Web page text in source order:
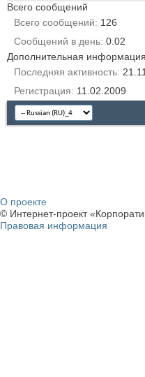
Всего сообщений
Всего сообщений
126
Сообщений в день 0.02
Дополнительная информация
Последняя активность
Регистрация
11.02.2009
О проекте
© Интернет-проект
Правовая информация